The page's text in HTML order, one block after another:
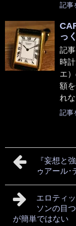
記事
っ
記
時
エ
額
れ
記事
『妄想と
ゥアール･
エロティ
ソンの目
が簡単ではない